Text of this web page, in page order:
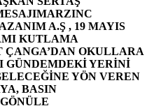
MARZINC
A.Ş , 19 MAYIS
KUTLAMA
OKULLARA
GÜNDEMDEKİ YERİNİ
YÖN VEREN
BASIN